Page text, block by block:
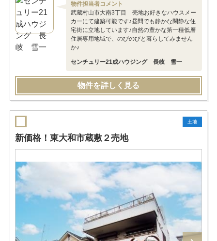
物件担当者コメント
武蔵村山市大南3丁目 売地お好きなハウスメー
カーにて建築可能です♪昼間でも静かな閑静な住
宅街に立地しています♪自然の豊かな第一種低層
住居専用地域で、のびのびと暮らしてみません
か♪
センチュリー21成ハウジング 長岐 雪一
物件を詳しく見る
土地
新価格！東大和市蔵敷２売地